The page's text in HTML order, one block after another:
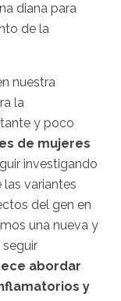
diana para
de la
nuestra
la
y poco
de mujeres
investigando
variantes
del gen en
una nueva y
abordar
y